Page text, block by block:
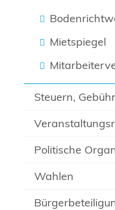
Mietspiegel
Steuern,
Politische
Wahlen